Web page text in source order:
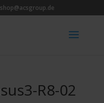
shop@acsgroup.de
R8-02